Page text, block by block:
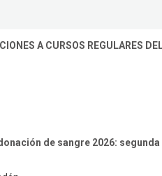
A CURSOS REGULARES
de sangre 2026: